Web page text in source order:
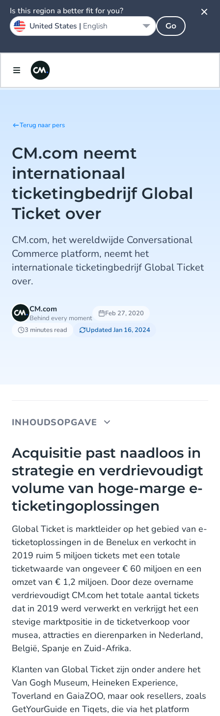
Terug naar pers
CM.com neemt
internationaal
ticketingbedrijf Global
Ticket over
CM.com, het wereldwijde Conversational
Commerce platform, neemt het
internationale ticketingbedrijf Global Ticket
over.
CM.com
Behind every moment
Feb 27, 2020
3 minutes read
Updated Jan 16, 2024
INHOUDSOPGAVE
Acquisitie past naadloos in strategie en
verdrievoudigt volume van hoge-marge e-
ticketingoplossingen
Acquisitie past naadloos in
strategie en verdrievoudigt
volume van hoge-marge e-
ticketingoplossingen
Global Ticket is marktleider op het gebied van e-
ticketoplossingen in de Benelux en verkocht in
2019 ruim 5 miljoen tickets met een totale
ticketwaarde van ongeveer € 60 miljoen en een
omzet van € 1,2 miljoen. Door deze overname
verdrievoudigt CM.com het totale aantal tickets
dat in 2019 werd verwerkt en verkrijgt het een
stevige marktpositie in de ticketverkoop voor
musea, attracties en dierenparken in Nederland,
België, Spanje en Zuid-Afrika.
Klanten van Global Ticket zijn onder andere het
Van Gogh Museum, Heineken Experience,
Toverland en GaiaZOO, maar ook resellers, zoals
GetYourGuide en Tiqets, die via het platform
Is this region a better fit for you?
United States | English Go